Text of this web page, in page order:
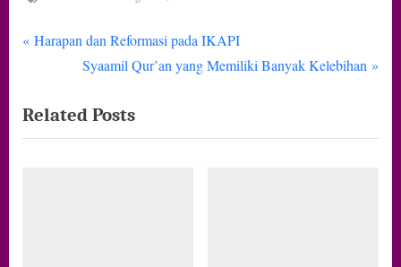
Navigasi
P
v
i
Harapan dan Reformasi pada IKAPI
N
x
t
Syaamil Qur’an yang Memiliki Banyak Kelebihan
Related Posts